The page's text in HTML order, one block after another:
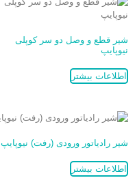
شیر قطع و وصل دو سر کوپلی
نیوپایپ
اطلاعات بیشتر
شیر رادیاتور ورودی (رفت) نیوپایپ
اطلاعات بیشتر